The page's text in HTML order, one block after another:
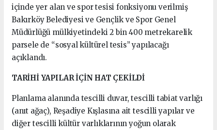
içinde yer alan ve spor tesisi fonksiyonu verilmiş
Bakırköy Belediyesi ve Gençlik ve Spor Genel
Müdürlüğü mülkiyetindeki 2 bin 400 metrekarelik
parsele de “sosyal kültürel tesis” yapılacağı
açıklandı.
TARİHİ YAPILAR İÇİN HAT ÇEKİLDİ
Planlama alanında tescilli duvar, tescilli tabiat varlığı
(anıt ağaç), Reşadiye Kışlasına ait tescilli yapılar ve
diğer tescilli kültür varlıklarının yoğun olarak